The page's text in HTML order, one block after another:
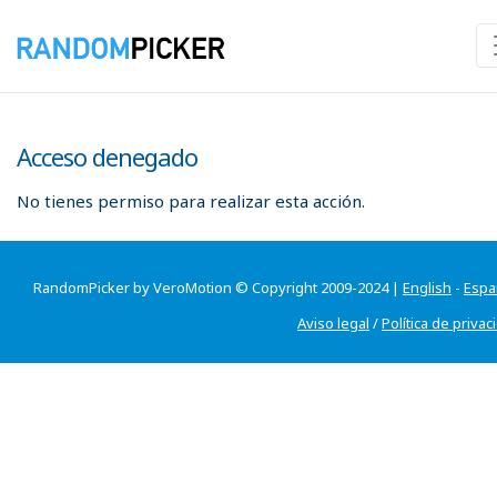
Acceso denegado
No tienes permiso para realizar esta acción.
RandomPicker by VeroMotion © Copyright 2009-2024 | English -
Aviso legal /Política de